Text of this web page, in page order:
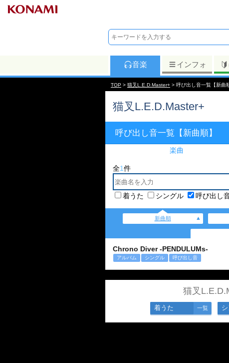
音楽 インフォ
TOP > 猫叉L.E.D.Master+ > 呼び出し音一覧【新曲
猫叉L.E.D.Master+
呼び出し音一覧【新曲順】
楽曲
全1件
着うた シングル 呼び出し
新曲順
Chrono Diver -PENDULUMs-
アルバム シングル 呼び出し音
猫叉
着うた 一覧